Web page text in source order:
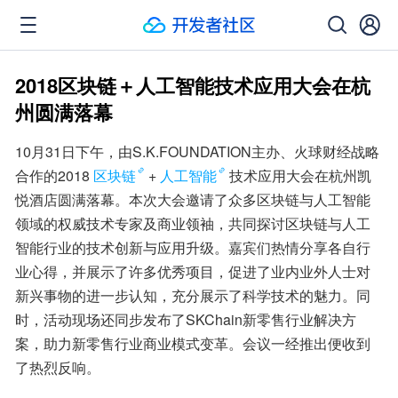
2018区块链＋人工智能技术应用大会在杭
州圆满落幕
10月31日下午，由S.K.FOUNDATION主办、火球财经战略
合作的2018 区块链 + 人工智能
技术应用大会在杭州凯
悦酒店圆满落幕。本次大会邀请了众多区块链与人工智能
领域的权威技术专家及商业领袖，共同探讨区块链与人工
智能行业的技术创新与应用升级。嘉宾们热情分享各自行
业心得，并展示了许多优秀项目，促进了业内业外人士对
新兴事物的进一步认知，充分展示了科学技术的魅力。同
时，活动现场还同步发布了SKChain新零售行业解决方
案，助力新零售行业商业模式变革。会议一经推出便收到
了热烈反响。